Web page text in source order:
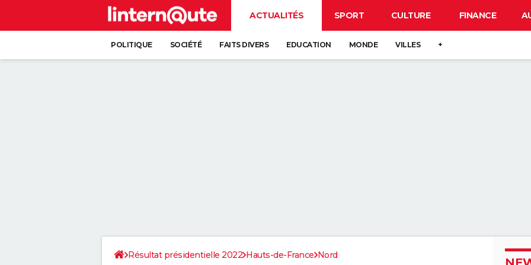
ACTUALITÉS SPORT CULTURE FINANCE
POLITIQUE SOCIÉTÉ FAITS DIVERS EDUCATION MONDE VILLES +
Résultat présidentielle 2022 Hauts-de-France Nord